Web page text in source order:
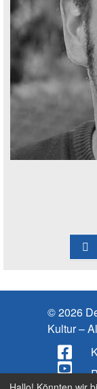
© 2026
Kultur –